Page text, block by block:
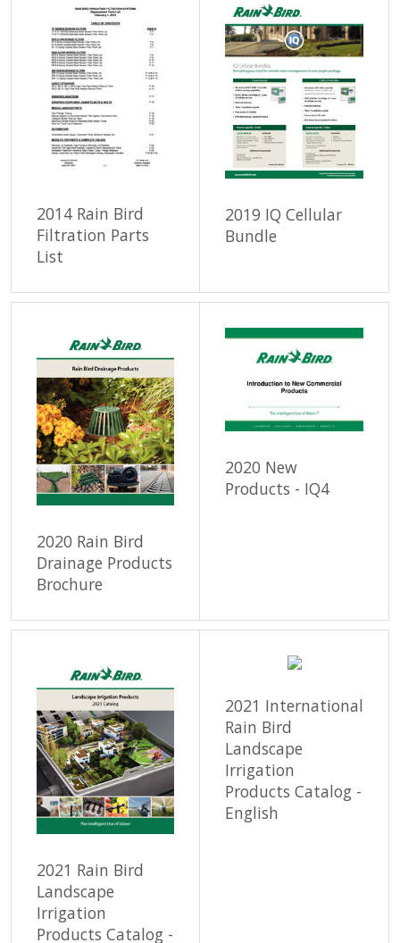
2014 Rain Bird
Filtration Parts
List
2019 IQ Cellular
Bundle
2020 Rain Bird
Drainage Products
Brochure
2020 New
Products - IQ4
2021 Rain Bird
Landscape
Irrigation
Products Catalog -
2021 International
Rain Bird
Landscape
Irrigation
Products Catalog -
English